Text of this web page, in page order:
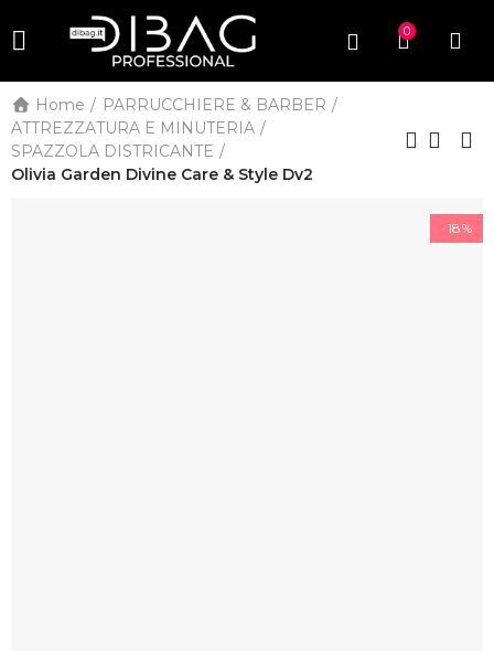
0
Home
PARRUCCHIERE & BARBER
ATTREZZATURA E MINUTERIA
SPAZZOLA DISTRICANTE
Olivia Garden Divine Care & Style Dv2
-18%